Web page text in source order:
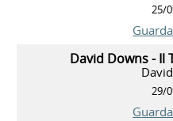
25/
Guarda
David Downs - Il
29/
Guarda